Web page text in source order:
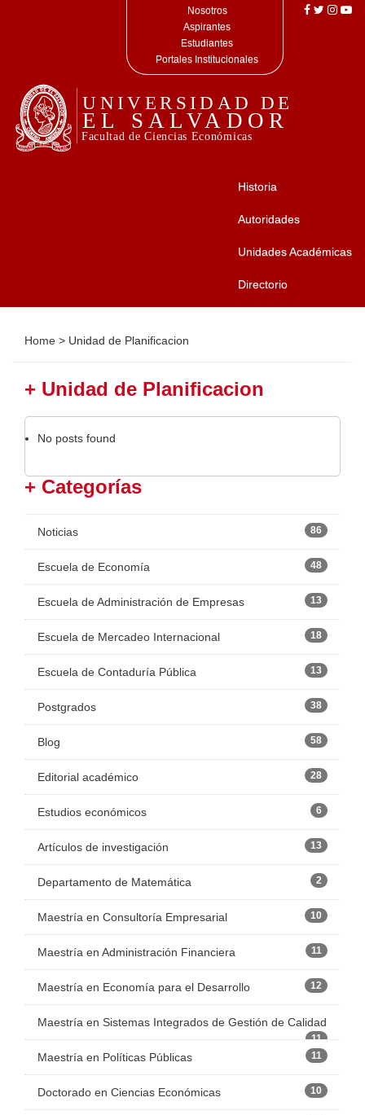
Nosotros
Aspirantes
Estudiantes
Portales Institucionales
Historia
Autoridades
Unidades Académicas
Directorio
Home > Unidad de Planificacion
+ Unidad de Planificacion
No posts found
+ Categorías
Noticias 86
Escuela de Economía 48
Escuela de Administración de Empresas 13
Escuela de Mercadeo Internacional 18
Escuela de Contaduría Pública 13
Postgrados 38
Blog 58
Editorial académico 28
Estudios económicos 6
Artículos de investigación 13
Departamento de Matemática 2
Maestría en Consultoría Empresarial 10
Maestría en Administración Financiera 11
Maestría en Economía para el Desarrollo 12
Maestría en Sistemas Integrados de Gestión de Calidad
11
Maestría en Políticas Públicas 11
Doctorado en Ciencias Económicas 10